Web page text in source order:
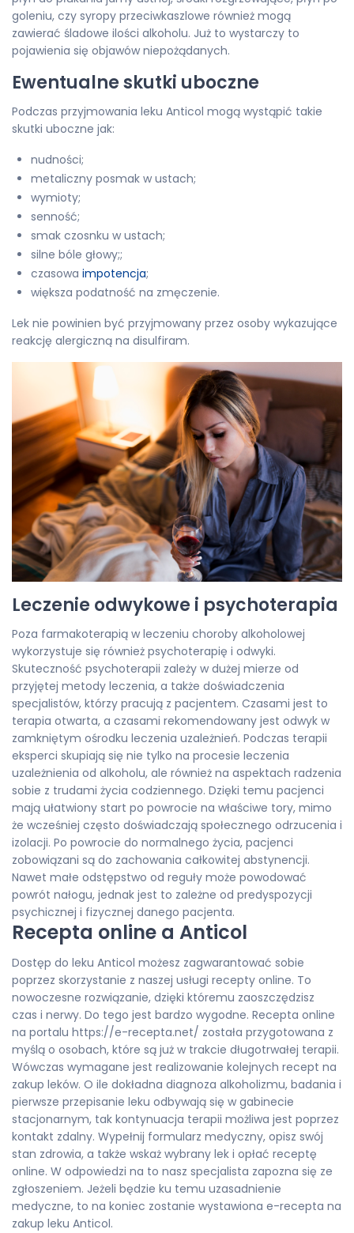
goleniu, czy syropy przeciwkaszlowe również mogą
zawierać śladowe ilości alkoholu. Już to wystarczy to
pojawienia się objawów niepożądanych.
Ewentualne skutki uboczne
Podczas przyjmowania leku Anticol mogą wystąpić takie
skutki uboczne jak:
nudności;
metaliczny posmak w ustach;
wymioty;
senność;
smak czosnku w ustach;
silne bóle głowy;;
czasowa impotencja;
większa podatność na zmęczenie.
Lek nie powinien być przyjmowany przez osoby wykazujące
reakcję alergiczną na disulfiram.
Leczenie odwykowe i psychoterapia
Poza farmakoterapią w leczeniu choroby alkoholowej
wykorzystuje się również psychoterapię i odwyki.
Skuteczność psychoterapii zależy w dużej mierze od
przyjętej metody leczenia, a także doświadczenia
specjalistów, którzy pracują z pacjentem. Czasami jest to
terapia otwarta, a czasami rekomendowany jest odwyk w
zamkniętym ośrodku leczenia uzależnień. Podczas terapii
eksperci skupiają się nie tylko na procesie leczenia
uzależnienia od alkoholu, ale również na aspektach radzenia
sobie z trudami życia codziennego. Dzięki temu pacjenci
mają ułatwiony start po powrocie na właściwe tory, mimo
że wcześniej często doświadczają społecznego odrzucenia i
izolacji. Po powrocie do normalnego życia, pacjenci
zobowiązani są do zachowania całkowitej abstynencji.
Nawet małe odstępstwo od reguły może powodować
powrót nałogu, jednak jest to zależne od predyspozycji
psychicznej i fizycznej danego pacjenta.
Recepta online a Anticol
Dostęp do leku Anticol możesz zagwarantować sobie
poprzez skorzystanie z naszej usługi recepty online. To
nowoczesne rozwiązanie, dzięki któremu zaoszczędzisz
czas i nerwy. Do tego jest bardzo wygodne. Recepta online
na portalu https://e-recepta.net/ została przygotowana z
myślą o osobach, które są już w trakcie długotrwałej terapii.
Wówczas wymagane jest realizowanie kolejnych recept na
zakup leków. O ile dokładna diagnoza alkoholizmu, badania i
pierwsze przepisanie leku odbywają się w gabinecie
stacjonarnym, tak kontynuacja terapii możliwa jest poprzez
kontakt zdalny. Wypełnij formularz medyczny, opisz swój
stan zdrowia, a także wskaż wybrany lek i opłać receptę
online. W odpowiedzi na to nasz specjalista zapozna się ze
zgłoszeniem. Jeżeli będzie ku temu uzasadnienie
medyczne, to na koniec zostanie wystawiona e-recepta na
zakup leku Anticol.